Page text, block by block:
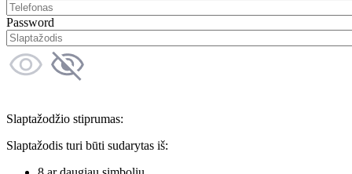
Password
Slaptažodžio stiprumas:
Slaptažodis turi būti sudarytas iš: